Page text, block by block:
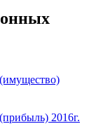
2016г.